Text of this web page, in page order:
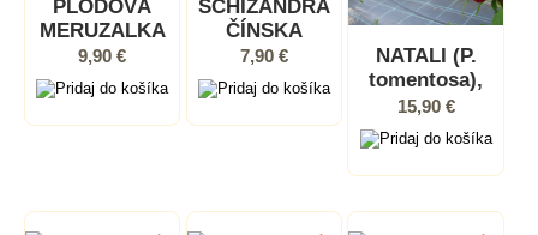
PLODOVÁ
MERUZALKA
(R. odoratum),
kont.
9,90 €
SCHIZANDRA
ČÍNSKA
(Schisandra
chinensis), P9
7,90 €
NATALI (P.
tomentosa),
kont.
15,90 €